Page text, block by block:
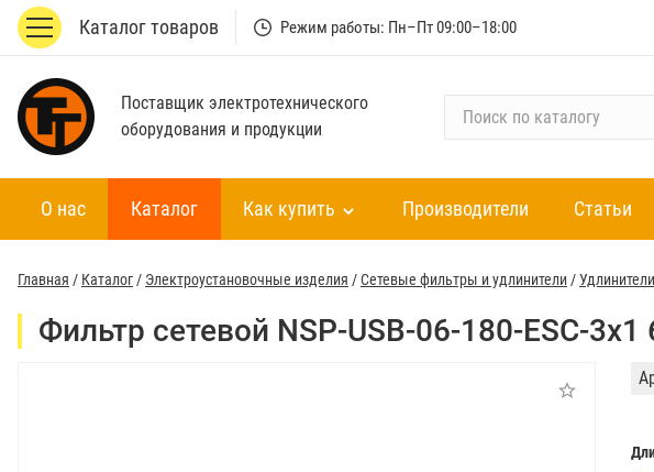
Каталог товаров Режим работы: Пн–Пт 09:00–18:00
Поставщик электротехнического
оборудования и продукции
с
к
п
к
а
т
О нас Каталог Как купить Производители Статьи
Главная / Каталог/ Электроустановочные изделия /Сетевые фильтры и удлинители /
Фильтр сетевой NSP-USB-06-180-ESC-